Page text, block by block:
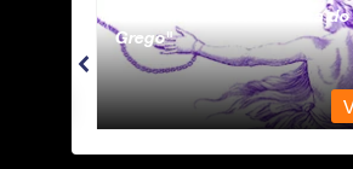
Andromeda - A Princesa do
Grego